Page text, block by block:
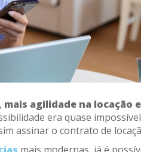
mais agilidade na locação
era quase
assinar o contrato de